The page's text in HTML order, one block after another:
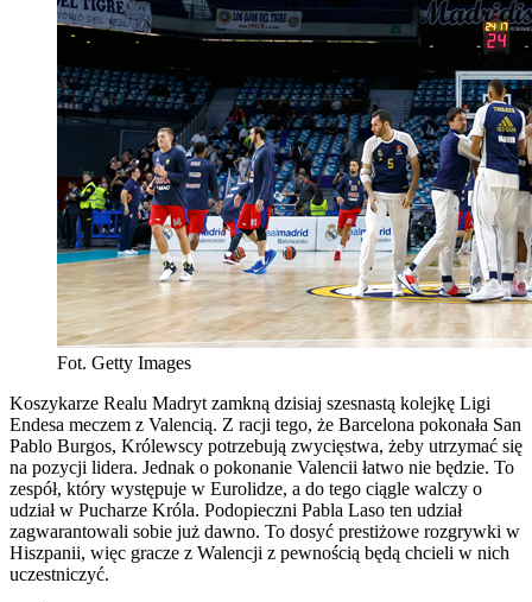
Fot. Getty Images
Koszykarze Realu Madryt zamkną dzisiaj szesnastą kolejkę Ligi
Endesa meczem z Valencią. Z racji tego, że Barcelona pokonała San
Pablo Burgos, Królewscy potrzebują zwycięstwa, żeby utrzymać się
na pozycji lidera. Jednak o pokonanie Valencii łatwo nie będzie. To
zespół, który występuje w Eurolidze, a do tego ciągle walczy o
udział w Pucharze Króla. Podopieczni Pabla Laso ten udział
zagwarantowali sobie już dawno. To dosyć prestiżowe rozgrywki w
Hiszpanii, więc gracze z Walencji z pewnością będą chcieli w nich
uczestniczyć.